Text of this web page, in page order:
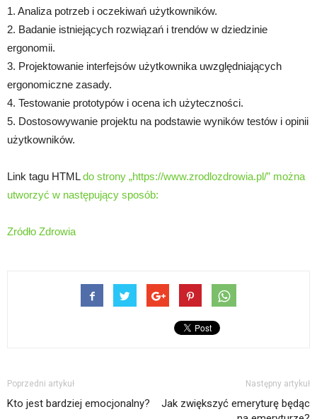
1. Analiza potrzeb i oczekiwań użytkowników.
2. Badanie istniejących rozwiązań i trendów w dziedzinie
ergonomii.
3. Projektowanie interfejsów użytkownika uwzględniających
ergonomiczne zasady.
4. Testowanie prototypów i ocena ich użyteczności.
5. Dostosowywanie projektu na podstawie wyników testów i opinii
użytkowników.
Link tagu HTMLdo strony „https://www.zrodlozdrowia.pl/” można
utworzyć w następujący sposób:
Zródło Zdrowia
Poprzedni artykuł
Kto jest bardziej emocjonalny?
Następny artykuł
Jak zwiększyć emeryturę będąc